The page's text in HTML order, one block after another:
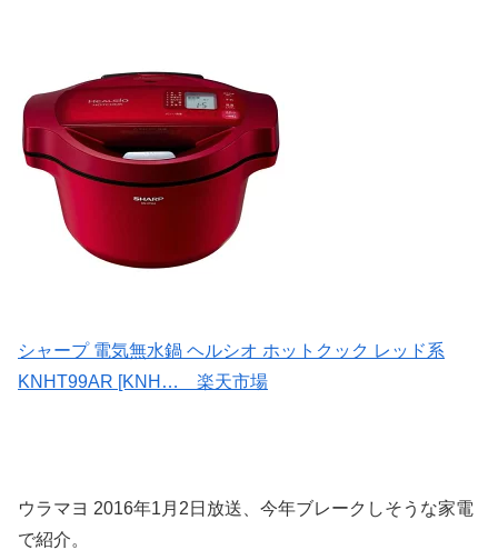
シャープ 電気無水鍋 ヘルシオ ホットクック レッド系
KNHT99AR [KNH… 楽天市場
ウラマヨ 2016年1月2日放送、今年ブレークしそうな家電
で紹介。